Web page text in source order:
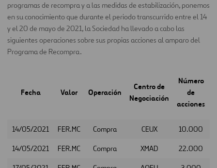
programas de recompra y a las medidas de estabilización, ponemos
en su conocimiento que durante el periodo transcurrido entre el 14
y el 20 de mayo de 2021, la Sociedad ha llevado a cabo las
siguientes operaciones sobre sus propias acciones al amparo del
Programa de Recompra.
Fecha Valor Operación
Centro de
Negociación
Número
de
acciones
14/05/2021 FER.MC Compra CEUX 10.000
14/05/2021 FER.MC Compra XMAD 22.000